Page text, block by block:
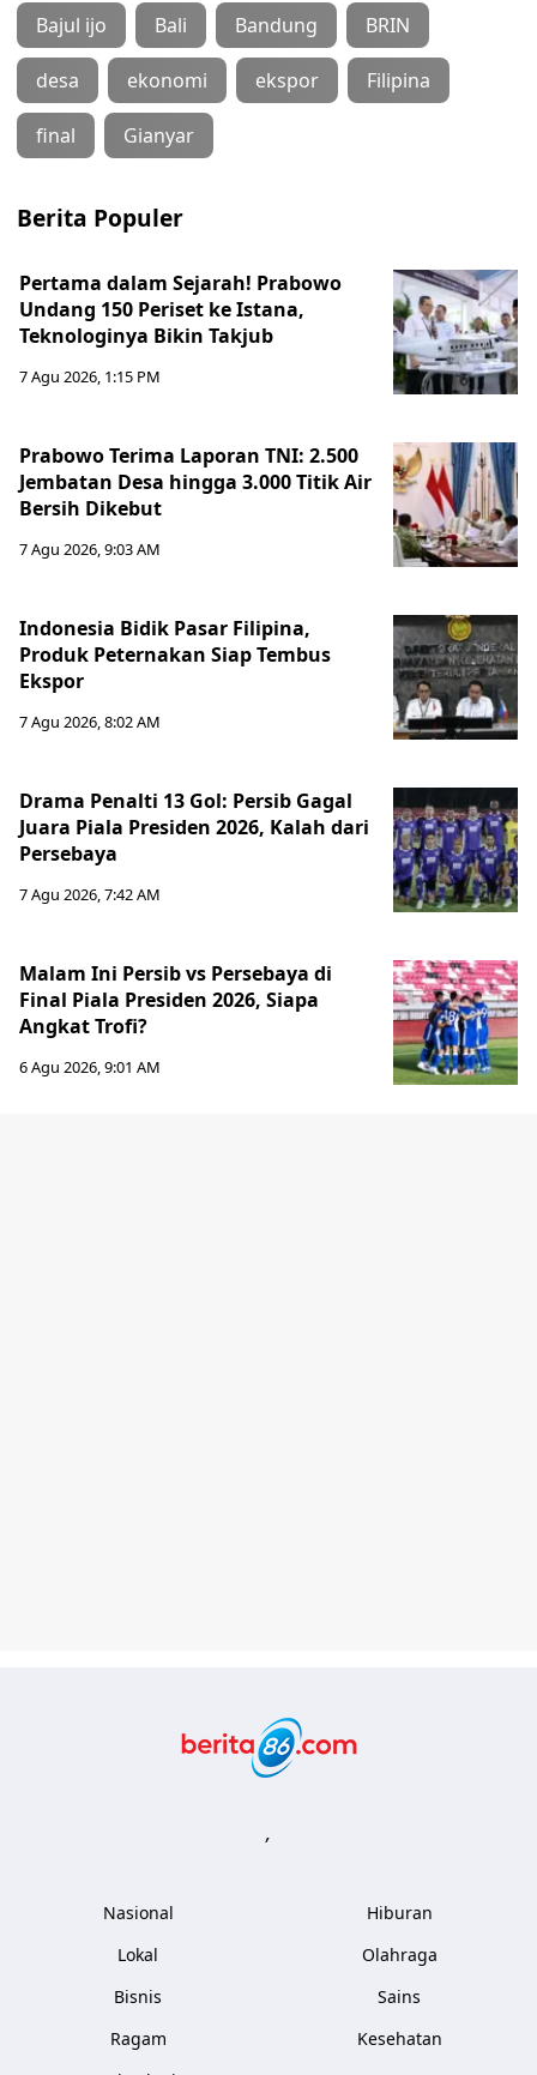
Bajul ijo Bali Bandung BRIN
desa ekonomi ekspor Filipina
final Gianyar
Berita Populer
Pertama dalam Sejarah! Prabowo
Undang 150 Periset ke Istana,
Teknologinya Bikin Takjub
7 Agu 2026, 1:15 PM
Prabowo Terima Laporan TNI: 2.500
Jembatan Desa hingga 3.000 Titik Air
Bersih Dikebut
7 Agu 2026, 9:03 AM
Indonesia Bidik Pasar Filipina,
Produk Peternakan Siap Tembus
Ekspor
7 Agu 2026, 8:02 AM
Drama Penalti 13 Gol: Persib Gagal
Juara Piala Presiden 2026, Kalah dari
Persebaya
7 Agu 2026, 7:42 AM
Malam Ini Persib vs Persebaya di
Final Piala Presiden 2026, Siapa
Angkat Trofi?
6 Agu 2026, 9:01 AM
,
Nasional
Lokal
Bisnis
Ragam
Hiburan
Olahraga
Sains
Kesehatan